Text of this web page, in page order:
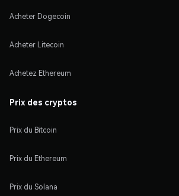
Acheter Dogecoin
Acheter Litecoin
Achetez Ethereum
Prix des cryptos
Prix du Bitcoin
Prix du Ethereum
Prix du Solana